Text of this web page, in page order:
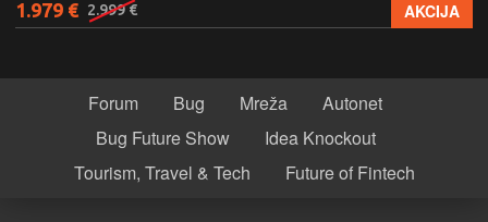
1.979 € 2.999 € AKCIJA
Forum Bug Mreža
Autonet
Bug Future Show
Idea Knockout
Tourism, Travel & Tech
Future of Fintech